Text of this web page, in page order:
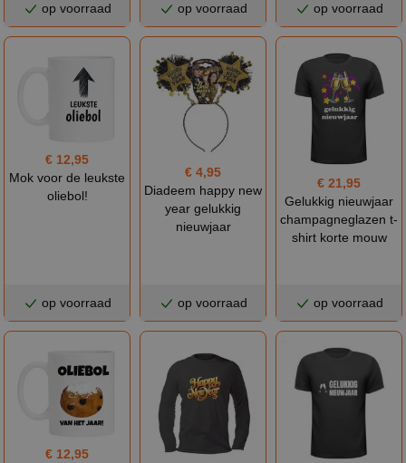
op voorraad op voorraad op voorraad
€ 12,95
Mok voor de leukste
oliebol!
op voorraad
€ 4,95
Diadeem happy new
year gelukkig
nieuwjaar
op voorraad
€ 21,95
Gelukkig nieuwjaar
champagneglazen t-
shirt korte mouw
op voorraad
€ 12,95